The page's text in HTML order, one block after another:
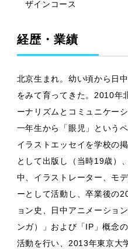
ザインコース
経歴・業績
北京生まれ。幼い頃から日
をみて育ってきた。2010年
ーナリズムとコミュニケー
一年生から「眼児」という
イラストエッセイを学校の
として出版し（当時19歳）
中、イラストレーター、モ
ーとして活動し、卒業後の
ョン史、日中アニメーショ
ンガ）」および「IP」概念
活動を行い、2013年東京大